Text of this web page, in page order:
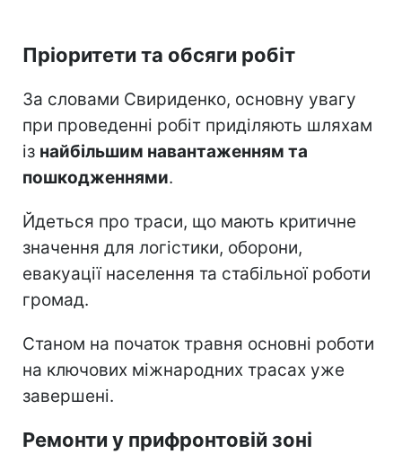
Пріоритети та обсяги робіт
За словами Свириденко, основну увагу
при проведенні робіт приділяють шляхам
із найбільшим навантаженням та
пошкодженнями.
Йдеться про траси, що мають критичне
значення для логістики, оборони,
евакуації населення та стабільної роботи
громад.
Станом на початок травня основні роботи
на ключових міжнародних трасах уже
завершені.
Ремонти у прифронтовій зоні